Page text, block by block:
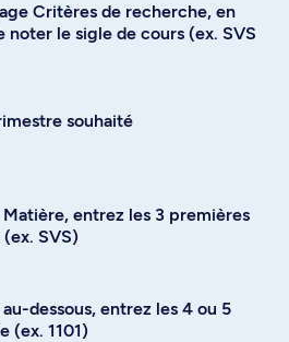
Critères de recherche, en
noter le sigle de cours (ex. SVS
souhaité
Matière, entrez les 3 premières
SVS)
dessous, entrez les 4 ou 5
(ex. 1101)